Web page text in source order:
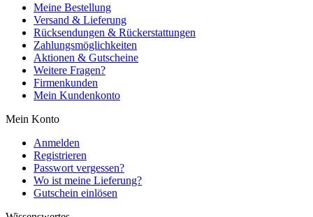
Meine Bestellung
Versand & Lieferung
Rücksendungen & Rückerstattungen
Zahlungsmöglichkeiten
Aktionen & Gutscheine
Weitere Fragen?
Firmenkunden
Mein Kundenkonto
Mein Konto
Anmelden
Registrieren
Passwort vergessen?
Wo ist meine Lieferung?
Gutschein einlösen